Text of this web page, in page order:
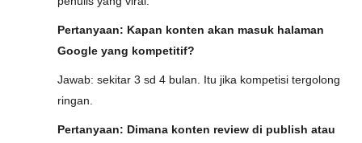
Pertanyaan: Kapan konten akan masuk halaman
Google yang kompetitif?
Jawab: sekitar 3 sd 4 bulan. Itu jika kompetisi tergolong
ringan.
Pertanyaan: Dimana konten review di publish atau